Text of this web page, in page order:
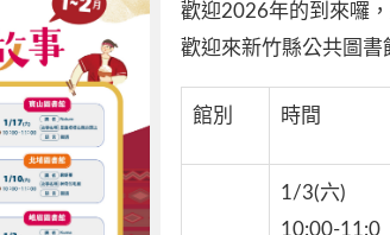
歡迎2026年的到來囉
歡迎來新竹縣公共圖書
館別 時間
1/3(六)
10:00-11:0